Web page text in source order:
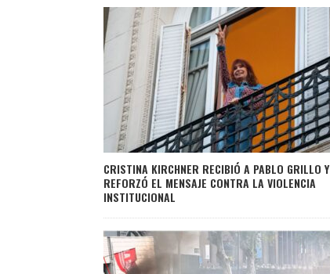
CRISTINA KIRCHNER RECIBIÓ A PABLO GRILLO Y
REFORZÓ EL MENSAJE CONTRA LA VIOLENCIA
INSTITUCIONAL